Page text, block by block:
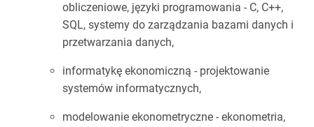
obliczeniowe, języki programowania - C, C++,
SQL, systemy do zarządzania bazami danych i
przetwarzania danych,
informatykę ekonomiczną - projektowanie
systemów informatycznych,
modelowanie ekonometryczne - ekonometria,